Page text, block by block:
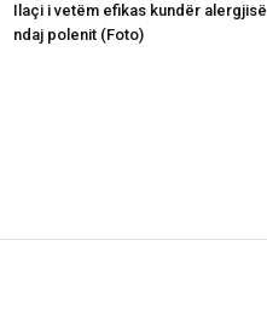
Ilaçi i vetëm efikas kundër alergjisë
ndaj polenit (Foto)